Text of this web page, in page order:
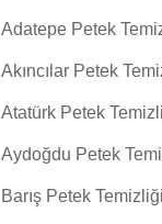
Adatepe Petek
Akıncılar Petek
Atatürk Petek
Aydoğdu Petek
Barış Petek Temizliği